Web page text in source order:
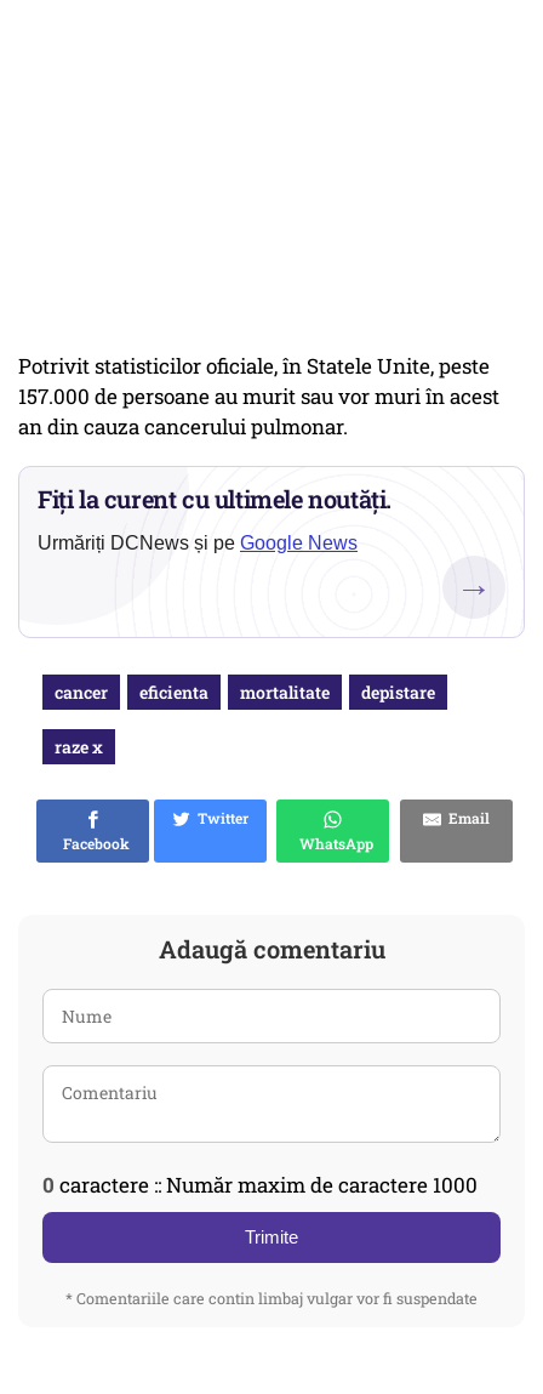
Potrivit statisticilor oficiale, în Statele Unite, peste
157.000 de persoane au murit sau vor muri în acest
an din cauza cancerului pulmonar.
Fiți la curent cu ultimele noutăți.
Urmăriți DCNews și pe Google News
→
cancer eficienta mortalitate depistare
raze x
Facebook
Twitter
WhatsApp
Email
Adaugă comentariu
0 caractere :: Număr maxim de caractere 1000
Trimite
* Comentariile care contin limbaj vulgar vor fi suspendate